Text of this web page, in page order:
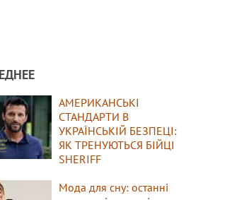
АМЕРИКАНСЬКІ
СТАНДАРТИ В
УКРАЇНСЬКІЙ БЕЗПЕЦІ:
ЯК ТРЕНУЮТЬСЯ БІЙЦІ
SHERIFF
Мода для сну: останні